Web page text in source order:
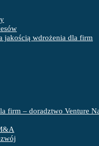
jakością wdrożenia dla firm
firm – doradztwo Venture